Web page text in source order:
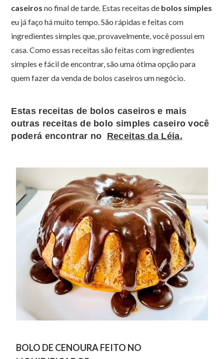
caseiros no final de tarde. Estas receitas de bolos simples
eu já faço há muito tempo. São rápidas e feitas com
ingredientes simples que, provavelmente, você possui em
casa. Como essas receitas são feitas com ingredientes
simples e fácil de encontrar, são uma ótima opção para
quem fazer da venda de bolos caseiros um negócio.
Estas receitas de bolos caseiros e mais
outras receitas de bolo simples caseiro você
poderá encontrar no Receitas da Léia.
BOLO DE CENOURA FEITO NO